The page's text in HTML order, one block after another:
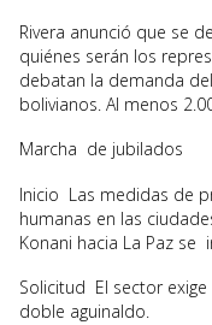
Rivera anunció que se
quiénes serán los
debatan la demanda
bolivianos. Al menos
Marcha de jubilados
Inicio Las medidas de
humanas en las
Konani hacia La Paz se
Solicitud El sector
doble aguinaldo.